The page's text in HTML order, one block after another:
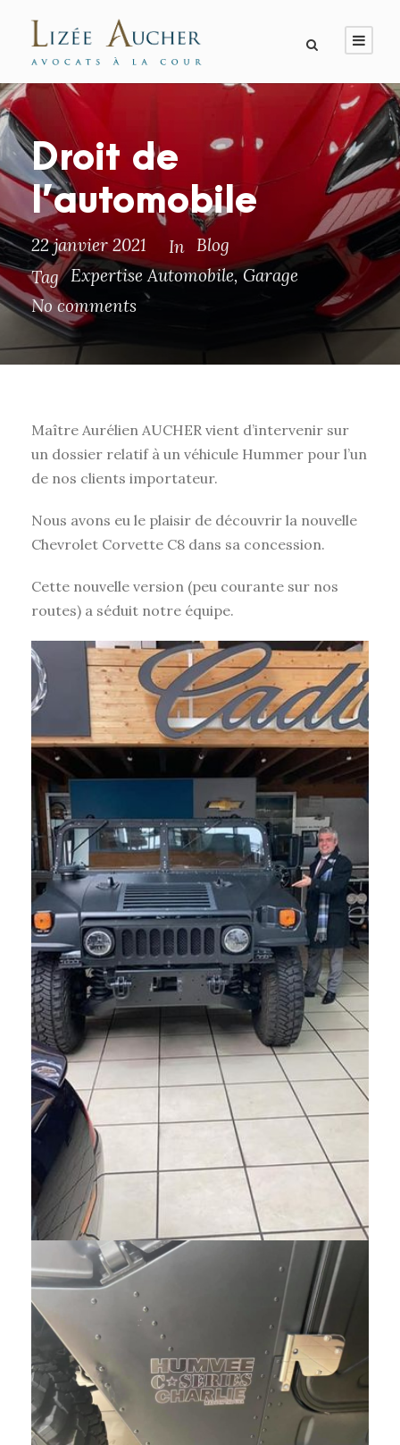
Droit de
l’automobile
22 janvier 2021 In Blog
Tag Expertise Automobile, Garage
No comments
Maître Aurélien AUCHER vient d’intervenir sur
un dossier relatif à un véhicule Hummer pour l’un
de nos clients importateur.
Nous avons eu le plaisir de découvrir la nouvelle
Chevrolet Corvette C8 dans sa concession.
Cette nouvelle version (peu courante sur nos
routes) a séduit notre équipe.